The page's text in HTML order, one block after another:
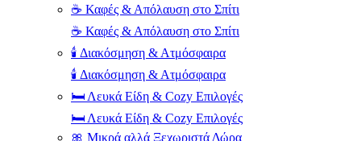
☕ Καφές & Απόλαυση στο Σπίτι
☕ Καφές & Απόλαυση στο Σπίτι
🕯️ Διακόσμηση & Ατμόσφαιρα
🕯️ Διακόσμηση & Ατμόσφαιρα
🛏️ Λευκά Είδη & Cozy Επιλογές
🛏️ Λευκά Είδη & Cozy Επιλογές
🎀 Μικρά αλλά Ξεχωριστά Δώρα